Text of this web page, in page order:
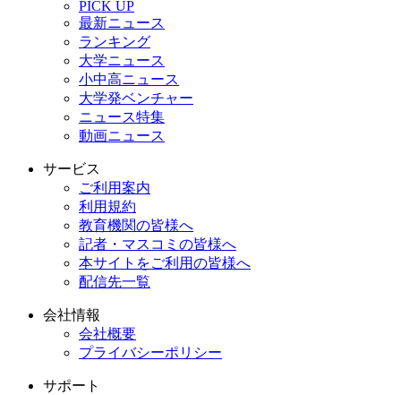
PICK UP
最新ニュース
ランキング
大学ニュース
小中高ニュース
大学発ベンチャー
ニュース特集
動画ニュース
サービス
ご利用案内
利用規約
教育機関の皆様へ
記者・マスコミの皆様へ
本サイトをご利用の皆様へ
配信先一覧
会社情報
会社概要
プライバシーポリシー
サポート